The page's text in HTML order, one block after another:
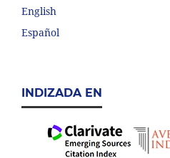
English
Español
INDIZADA EN